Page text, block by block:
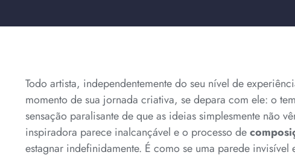
Todo artista, independentemente do seu nível de
momento de sua jornada criativa, se depara com ele: o
sensação paralisante de que as ideias simplesmente não
inspiradora parece inalcançável e o processo de
estagnar indefinidamente. É como se uma parede invisível